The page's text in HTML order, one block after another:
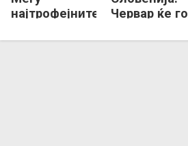
најтрофејните
Европа!
Червар ќе го
за новата